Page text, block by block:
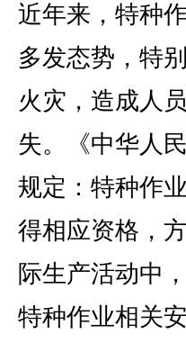
近年来，特种
多发态势，特
火灾，造成人
失。《中华人
规定：特种作
得相应资格，
际生产活动中
特种作业相关